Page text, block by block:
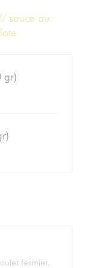
sauce au
gr)
fermier,